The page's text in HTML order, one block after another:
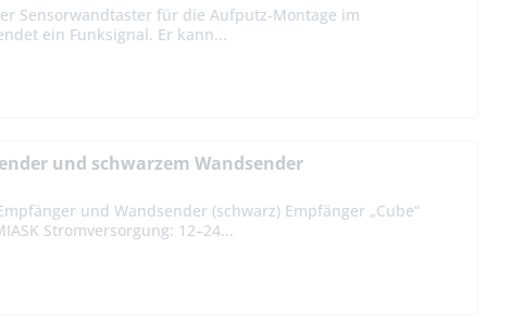
Sensorwandtaster für die Aufputz-Montage im
ein Funksignal. Er kann...
und schwarzem Wandsender
und Wandsender (schwarz) Empfänger „Cube“
Stromversorgung: 12–24...